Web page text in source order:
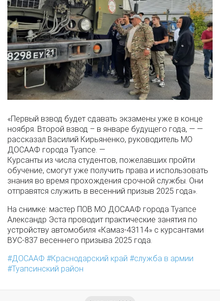
«Первый взвод будет сдавать экзамены уже в конце
ноября. Второй взвод – в январе будущего года, — —
рассказал Василий Кирьяненко, руководитель МО
ДОСААФ города Туапсе. —
Курсанты из числа студентов, пожелавших пройти
обучение, смогут уже получить права и использовать
знания во время прохождения срочной службы. Они
отправятся служить в весенний призыв 2025 года».
На снимке: мастер ПОВ МО ДОСААФ города Туапсе
Александр Эста проводит практические занятия по
устройству автомобиля «Камаз-43114» с курсантами
ВУС-837 весеннего призыва 2025 года.
ДОСААФ
Краснодарский край
служба в армии
Туапсинский район